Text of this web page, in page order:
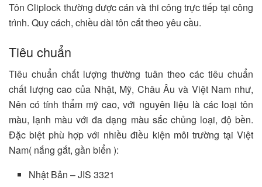
Tôn Cliplock thường được cán và thi công trực tiếp tại công
trình. Quy cách, chiều dài tôn cắt theo yêu cầu.
Tiêu chuẩn
Tiêu chuẩn chất lượng thường tuân theo các tiêu chuẩn
chất lượng cao của Nhật, Mỹ, Châu Âu và Việt Nam như,
Nên có tính thẩm mỹ cao, với nguyên liệu là các loại tôn
màu, lạnh màu với đa dạng màu sắc chủng loại, độ bền.
Đặc biệt phù hợp với nhiều điều kiện môi trường tại Việt
Nam( nắng gắt, gần biển ):
Nhật Bản – JIS 3321